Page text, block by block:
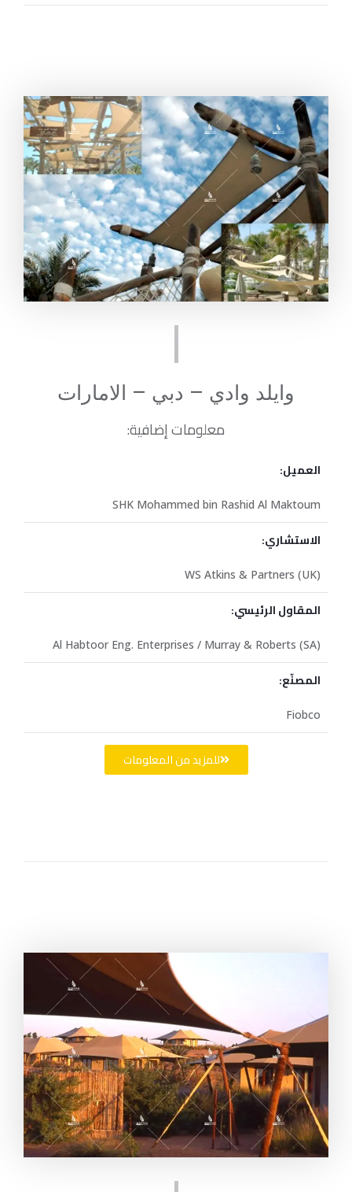
وايلد وادي – دبي – الامارات
معلومات إضافية:
العميل:
SHK Mohammed bin Rashid Al Maktoum
الاستشاري:
WS Atkins & Partners (UK)
المقاول الرئيسي:
Al Habtoor Eng. Enterprises / Murray & Roberts (SA)
المصنّع:
Fiobco
للمزيد من المعلومات